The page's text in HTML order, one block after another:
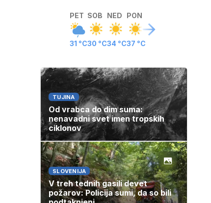
PET
31 °C
SOB
30 °C
NED
34 °C
PON
37 °C
TUJINA
Od vrabca do dim suma:
nenavadni svet imen tropskih
ciklonov
SLOVENIJA
V treh tednih gasili devet
požarov: Policija sumi, da so bili